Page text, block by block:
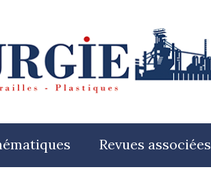
Revues associées